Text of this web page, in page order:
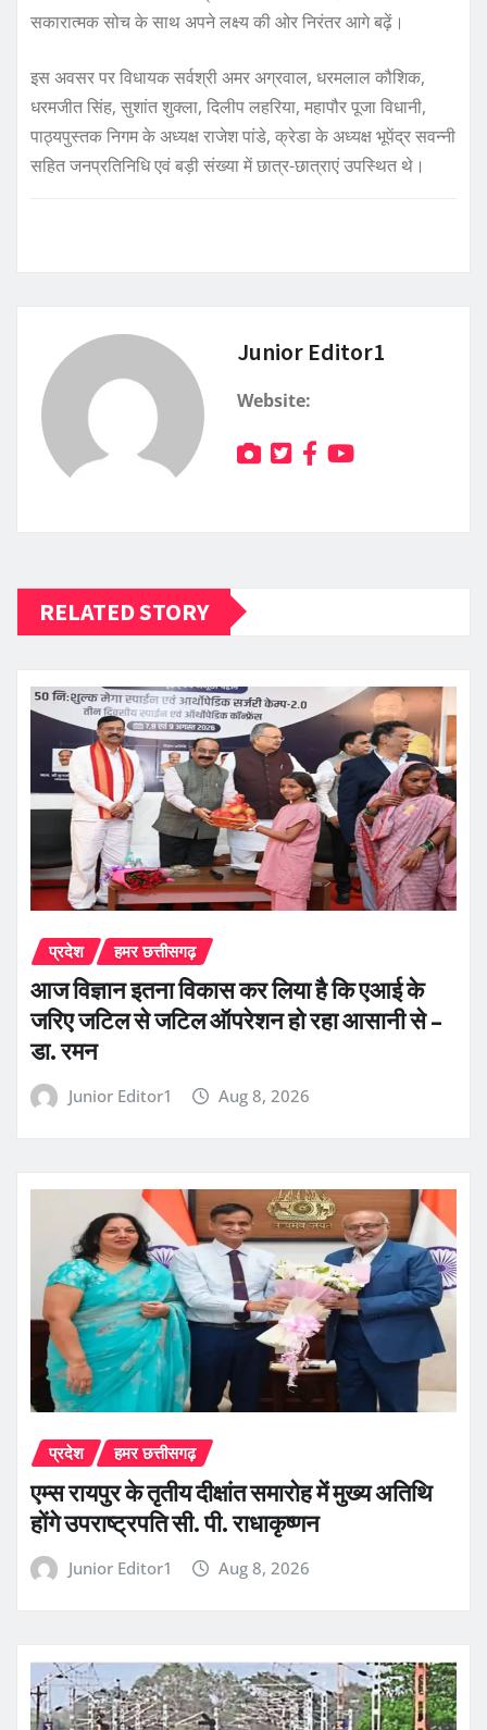
सकारात्मक सोच के साथ अपने लक्ष्य की ओर निरंतर आगे बढ़ें।
इस अवसर पर विधायक सर्वश्री अमर अग्रवाल, धरमलाल कौशिक,
धरमजीत सिंह, सुशांत शुक्ला, दिलीप लहरिया, महापौर पूजा विधानी,
पाठ्यपुस्तक निगम के अध्यक्ष राजेश पांडे, क्रेडा के अध्यक्ष भूपेंद्र सवन्नी
सहित जनप्रतिनिधि एवं बड़ी संख्या में छात्र-छात्राएं उपस्थित थे।
Junior Editor1
Website:
RELATED STORY
प्रदेश हमर छत्तीसगढ़
आज विज्ञान इतना विकास कर लिया है कि एआई के
जरिए जटिल से जटिल ऑपरेशन हो रहा आसानी से –
डा. रमन
Junior Editor1 Aug 8, 2026
प्रदेश हमर छत्तीसगढ़
एम्स रायपुर के तृतीय दीक्षांत समारोह में मुख्य अतिथि
होंगे उपराष्ट्रपति सी. पी. राधाकृष्णन
Junior Editor1 Aug 8, 2026